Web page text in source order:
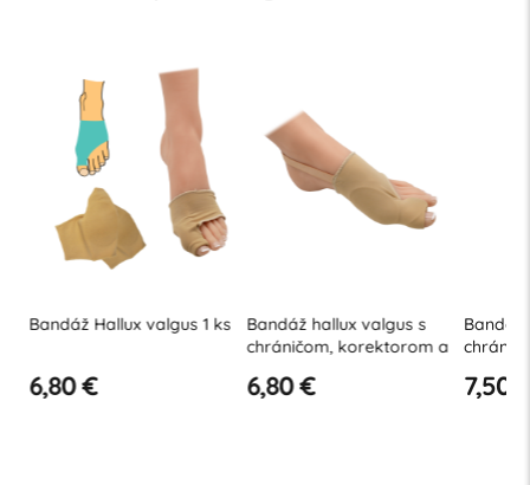
Bandáž Hallux valgus 1 ks
6,80 €
Bandáž hallux valgus s
chráničom, korektorom a
6,80 €
Bandáž
7,50 €